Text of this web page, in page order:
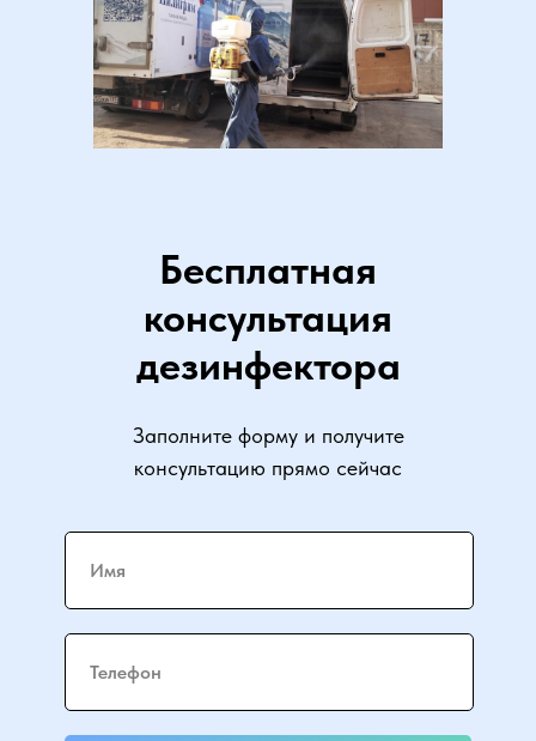
Заполните форму и получите
консультацию прямо сейчас
Бесплатная
консультация
дезинфектора